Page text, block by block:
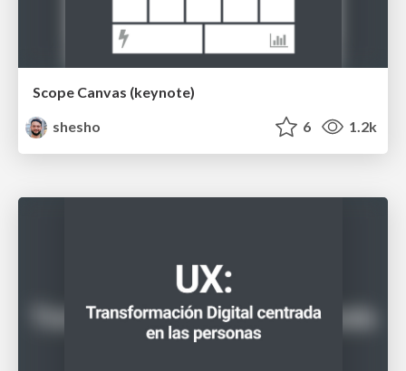
Scope Canvas (keynote)
shesho
6 1.2k